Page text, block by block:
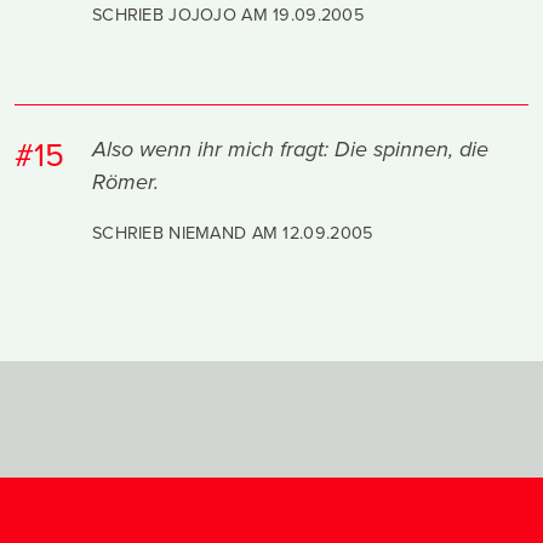
SCHRIEB JOJOJO AM19.09.2005
#15
Also wenn ihr mich fragt: Die spinnen, die
Römer.
SCHRIEB NIEMAND AM12.09.2005